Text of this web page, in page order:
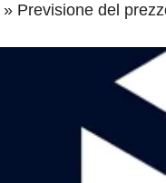
» Previsione del